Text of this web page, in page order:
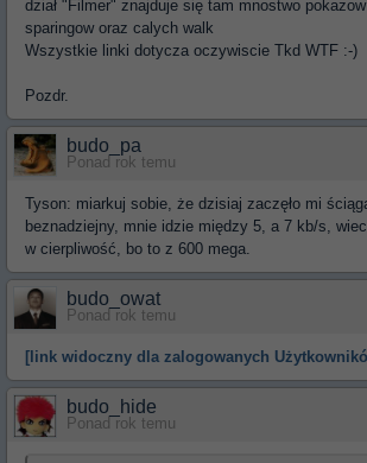
dział "Filmer" znajduje się tam mnostwo
sparingow oraz calych walk
Wszystkie linki dotycza oczywiscie Tkd WTF :-)
Pozdr.
budo_pa
Ponad rok temu
Tyson: miarkuj sobie, że dzisiaj zaczęło mi
beznadziejny, mnie idzie między 5, a 7 kb/s,
w cierpliwość, bo to z 600 mega.
budo_owat
Ponad rok temu
[link widoczny dla zalogowanych
budo_hide
Ponad rok temu